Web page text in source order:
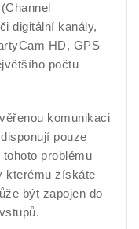
digitální kanály,
HD, GPS
počtu
komunikaci
pouze
problému
kterému získáte
být zapojen do